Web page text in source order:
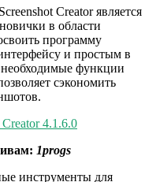
Creator является
в области
программу
и простым в
функции
сэкономить
Creator 4.1.6.0
1progs
инструменты для